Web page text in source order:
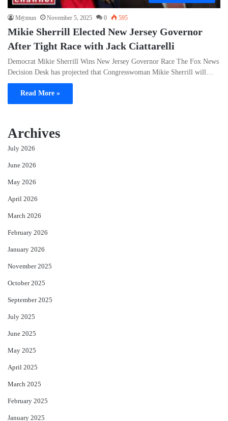
M@mun November 5, 2025 0 595
Mikie Sherrill Elected New Jersey Governor
After Tight Race with Jack Ciattarelli
Democrat Mikie Sherrill Wins New Jersey Governor Race The Fox News
Decision Desk has projected that Congresswoman Mikie Sherrill will…
Read More »
Archives
July 2026
June 2026
May 2026
April 2026
March 2026
February 2026
January 2026
November 2025
October 2025
September 2025
July 2025
June 2025
May 2025
April 2025
March 2025
February 2025
January 2025